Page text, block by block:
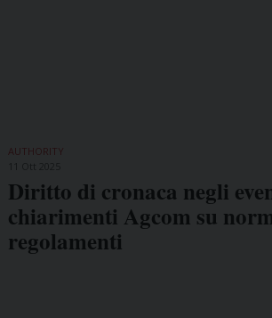
AUTHORITY
Diritto di cronaca negli
chiarimenti Agcom su
regolamenti